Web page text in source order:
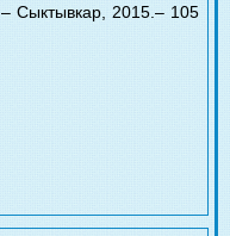
– Сыктывкар, 2015. – 105